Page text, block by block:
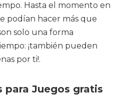
Hasta el momento en
podían hacer más que
solo una forma
¡también pueden
por ti!.
Juegos gratis